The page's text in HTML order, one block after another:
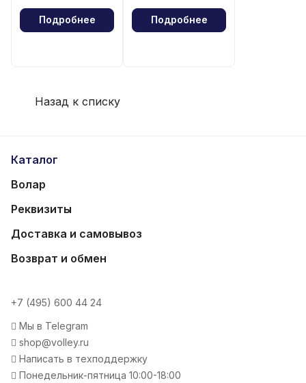
Подробнее Подробнее
Назад к списку
Каталог
Волар
Реквизиты
Доставка и самовывоз
Возврат и обмен
+7 (495) 600 44 24
Мы в Telegram
shop@volley.ru
Написать в техподдержку
Понедельник-пятница 10:00-18:00